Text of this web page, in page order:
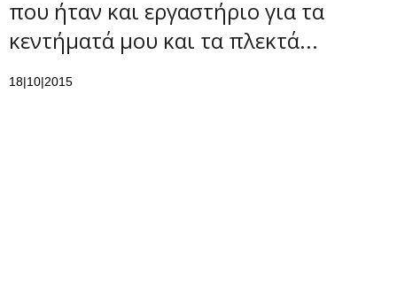
που ήταν και εργαστήριο για τα
κεντήματά μου και τα πλεκτά...
18|10|2015